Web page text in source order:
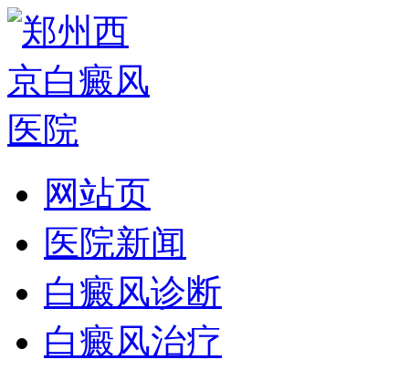
网站页
医院新闻
白癜风诊断
白癜风治疗